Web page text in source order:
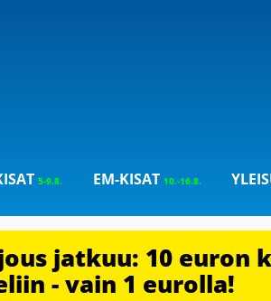
5-9.8. EM-KISAT 10.-16.8.
jatkuu: 10 euron
- vain 1 eurolla!